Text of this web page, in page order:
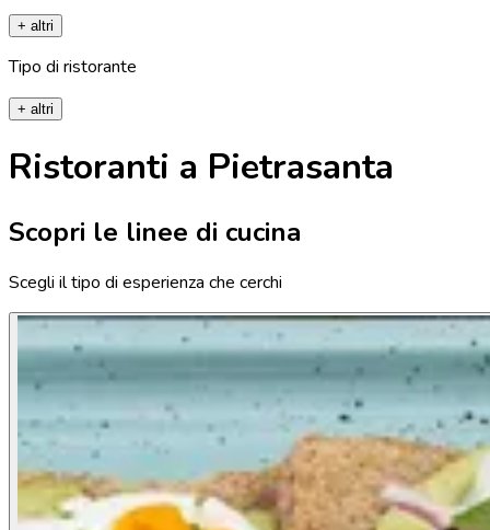
+ altri
Tipo di ristorante
+ altri
Ristoranti a Pietrasanta
Scopri le linee di cucina
Scegli il tipo di esperienza che cerchi